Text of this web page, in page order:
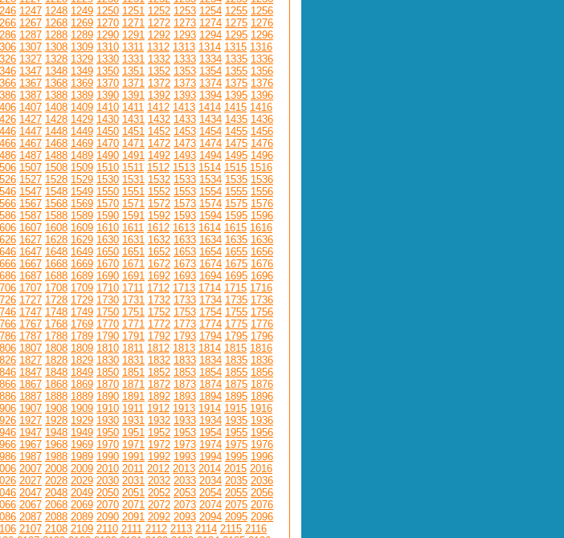
1247 1248 1249 1250 1251 1252 1253 1254 1255 1256
1267 1268 1269 1270 1271 1272 1273 1274 1275 1276
1287 1288 1289 1290 1291 1292 1293 1294 1295 1296
1307 1308 1309 1310 1311 1312 1313 1314 1315 1316
1327 1328 1329 1330 1331 1332 1333 1334 1335 1336
1347 1348 1349 1350 1351 1352 1353 1354 1355 1356
1367 1368 1369 1370 1371 1372 1373 1374 1375 1376
1387 1388 1389 1390 1391 1392 1393 1394 1395 1396
1407 1408 1409 1410 1411 1412 1413 1414 1415 1416
1427 1428 1429 1430 1431 1432 1433 1434 1435 1436
1447 1448 1449 1450 1451 1452 1453 1454 1455 1456
1467 1468 1469 1470 1471 1472 1473 1474 1475 1476
1487 1488 1489 1490 1491 1492 1493 1494 1495 1496
1507 1508 1509 1510 1511 1512 1513 1514 1515 1516
1527 1528 1529 1530 1531 1532 1533 1534 1535 1536
1547 1548 1549 1550 1551 1552 1553 1554 1555 1556
1567 1568 1569 1570 1571 1572 1573 1574 1575 1576
1587 1588 1589 1590 1591 1592 1593 1594 1595 1596
1607 1608 1609 1610 1611 1612 1613 1614 1615 1616
1627 1628 1629 1630 1631 1632 1633 1634 1635 1636
1647 1648 1649 1650 1651 1652 1653 1654 1655 1656
1667 1668 1669 1670 1671 1672 1673 1674 1675 1676
1687 1688 1689 1690 1691 1692 1693 1694 1695 1696
1707 1708 1709 1710 1711 1712 1713 1714 1715 1716
1727 1728 1729 1730 1731 1732 1733 1734 1735 1736
1747 1748 1749 1750 1751 1752 1753 1754 1755 1756
1767 1768 1769 1770 1771 1772 1773 1774 1775 1776
1787 1788 1789 1790 1791 1792 1793 1794 1795 1796
1807 1808 1809 1810 1811 1812 1813 1814 1815 1816
1827 1828 1829 1830 1831 1832 1833 1834 1835 1836
1847 1848 1849 1850 1851 1852 1853 1854 1855 1856
1867 1868 1869 1870 1871 1872 1873 1874 1875 1876
1887 1888 1889 1890 1891 1892 1893 1894 1895 1896
1907 1908 1909 1910 1911 1912 1913 1914 1915 1916
1927 1928 1929 1930 1931 1932 1933 1934 1935 1936
1947 1948 1949 1950 1951 1952 1953 1954 1955 1956
1967 1968 1969 1970 1971 1972 1973 1974 1975 1976
1987 1988 1989 1990 1991 1992 1993 1994 1995 1996
2007 2008 2009 2010 2011 2012 2013 2014 2015 2016
2027 2028 2029 2030 2031 2032 2033 2034 2035 2036
2047 2048 2049 2050 2051 2052 2053 2054 2055 2056
2067 2068 2069 2070 2071 2072 2073 2074 2075 2076
2087 2088 2089 2090 2091 2092 2093 2094 2095 2096
2107 2108 2109 2110 2111 2112 2113 2114 2115 2116